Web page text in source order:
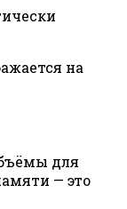
на
для
— это